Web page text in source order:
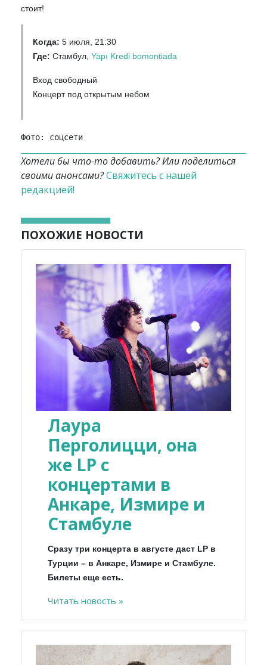
стоит!
Когда: 5 июля, 21:30
Где: Стамбул, Yapı Kredi bomontiada
Вход свободный
Концерт под открытым небом
Фото: соцсети
Хотели бы что-то добавить? Или поделиться
своими анонсами?Свяжитесь с нашей
редакцией!
ПОХОЖИЕ НОВОСТИ
Лаура
Перголицци, она
же LP с
концертами в
Анкаре, Измире и
Стамбуле
Сразу три концерта в августе даст LP в
Турции – в Анкаре, Измире и Стамбуле.
Билеты еще есть.
Читать новость »